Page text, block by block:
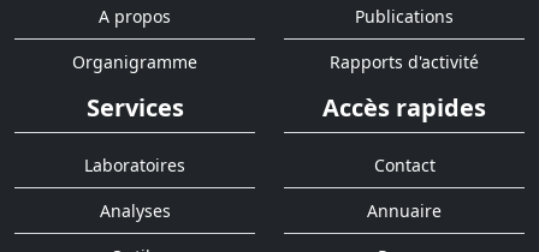
A propos
Organigramme
Publications
Rapports d'activité
Services
Laboratoires
Analyses
Accès rapides
Contact
Annuaire